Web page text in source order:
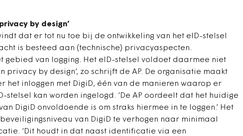
by design’
dat er tot nu toe bij de ontwikkeling van het eID-stelsel
is besteed aan (technische) privacyaspecten.
gebied van logging. Het eID-stelsel voldoet daarmee niet
privacy by design’, zo schrijft de AP. De organisatie maakt
het inloggen met DigiD, één van de manieren waarop er
stelsel kan worden ingelogd. ‘De AP oordeelt dat het huidige
DigiD onvoldoende is om straks hiermee in te loggen.’ Het
van DigiD te verhogen naar minimaal
‘Dit houdt in dat naast identificatie via een